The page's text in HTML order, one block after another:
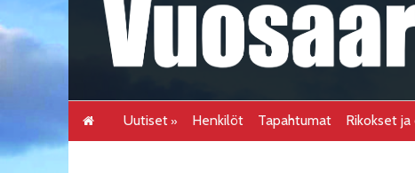
Uutiset Henkilöt Tapahtumat Rikokset